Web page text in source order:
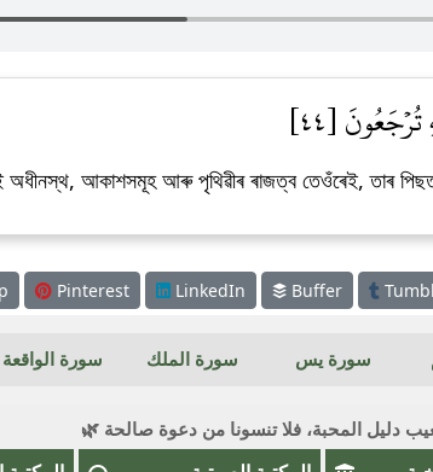
[٤٤]
আকাশসমূহ আৰু পৃথিৱীৰ ৰাজত্ব তেওঁৰেই, তাৰ
Pinterest LinkedIn Buffer
سورة يس سورة الملك سورة الواقعة
دليل المحبة، فلا تنسونا من دعوة صالحة 🌿